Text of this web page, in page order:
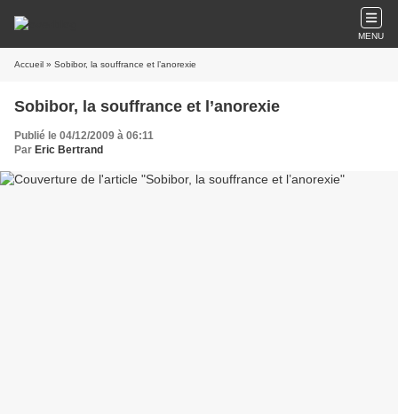
MENU
Accueil » Sobibor, la souffrance et l’anorexie
Sobibor, la souffrance et l’anorexie
Publié le 04/12/2009 à 06:11
Par Eric Bertrand